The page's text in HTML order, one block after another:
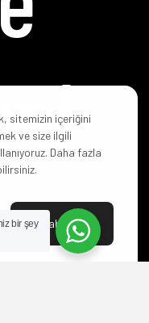
karar
Yoksa
sitemizin içeriğini
ve size ilgili
Daha fazla
Kabul Et
bir şey